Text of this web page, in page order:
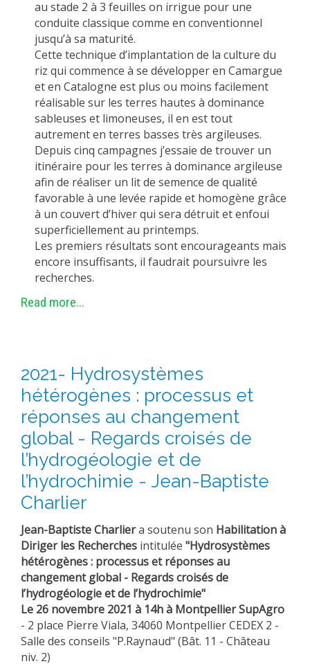
au stade 2 à 3 feuilles on irrigue pour une
conduite classique comme en conventionnel
jusqu’à sa maturité.
Cette technique d’implantation de la culture du
riz qui commence à se développer en Camargue
et en Catalogne est plus ou moins facilement
réalisable sur les terres hautes à dominance
sableuses et limoneuses, il en est tout
autrement en terres basses très argileuses.
Depuis cinq campagnes j’essaie de trouver un
itinéraire pour les terres à dominance argileuse
afin de réaliser un lit de semence de qualité
favorable à une levée rapide et homogène grâce
à un couvert d’hiver qui sera détruit et enfoui
superficiellement au printemps.
Les premiers résultats sont encourageants mais
encore insuffisants, il faudrait poursuivre les
recherches.
Read more...
2021- Hydrosystèmes
hétérogènes : processus et
réponses au changement
global - Regards croisés de
l’hydrogéologie et de
l’hydrochimie - Jean-Baptiste
Charlier
Jean-Baptiste Charliera soutenu son Habilitation à
Diriger les Recherches intitulée "Hydrosystèmes
hétérogènes : processus et réponses au
changement global - Regards croisés de
l’hydrogéologie et de l’hydrochimie"
Le 26 novembre 2021 à 14h à Montpellier SupAgro
- 2 place Pierre Viala, 34060 Montpellier CEDEX 2 -
Salle des conseils "P.Raynaud" (Bât. 11 - Château
niv. 2)